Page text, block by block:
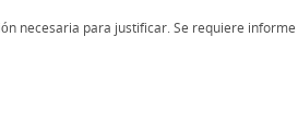
necesaria para justificar. Se requiere informe